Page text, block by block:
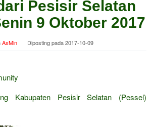
Pesisir Selatan
9 Oktober 2017
AsMin Diposting pada2017-10-09
Kabupaten Pesisir Selatan (Pessel)